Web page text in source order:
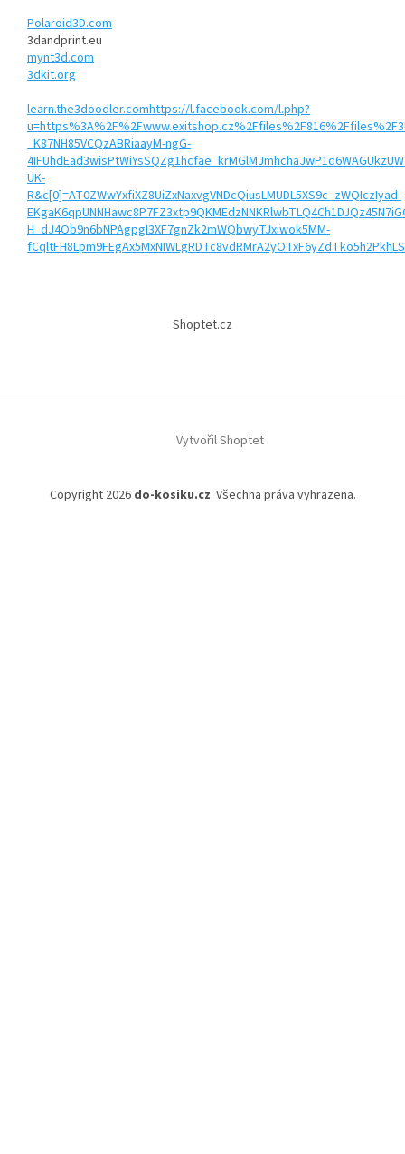
Polaroid3D.com
3dandprint.eu
mynt3d.com
3dkit.org
learn.the3doodler.comhttps://l.facebook.com/l.php?
_K87NH85VCQzABRiaayM-ngG-
UK-
R&c[0]=AT0ZWwYxfiXZ8UiZxNaxvgVNDcQiusLMUDL5XS9c_zWQIczIyad-
H_dJ4Ob9n6bNPAgpgI3XF7gnZk2mWQbwyTJxiwok5MM-
í
Shoptet.cz
Vytvořil Shoptet
Copyright 2026 do-kosiku.cz. Všechna práva vyhrazena.